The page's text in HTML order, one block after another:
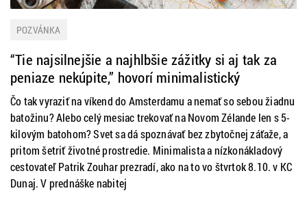
POZVÁNKA
“Tie najsilnejšie a najhlbšie zážitky si aj tak za
peniaze nekúpite,” hovorí minimalistický
cestovateľ, ktorý prezradí užitočné tipy a triky
Čo tak vyraziť na víkend do Amsterdamu a nemať so sebou žiadnu
batožinu? Alebo celý mesiac trekovať na Novom Zélande len s 5-
kilovým batohom? Svet sa dá spoznávať bez zbytočnej záťaže, a
pritom šetriť životné prostredie. Minimalista a nízkonákladový
cestovateľ Patrik Zouhar prezradí, ako na to vo štvrtok 8.10. v KC
Dunaj. V prednáške nabitej